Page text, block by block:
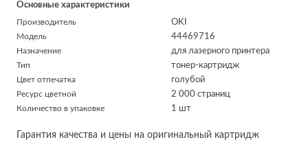
Основные характеристики
OKI
Производитель
44469716
Модель
для лазерного принтера
Назначение
тонер-картридж
Тип
голубой
Цвет отпечатка
2 000 страниц
Ресурс цветной
1 шт
Количество в упаковке
Гарантия качества и цены на оригинальный картридж